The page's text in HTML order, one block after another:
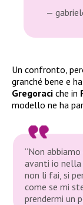
—
Un confronto,
granché bene e
Gregoraci che in
modello ne ha
“Non
avanti io nella
non li fai, si
come se mi
prendermi un